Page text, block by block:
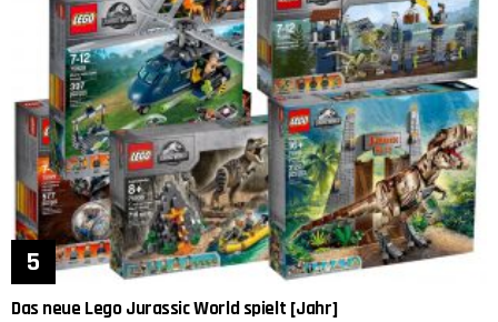
Das neue Lego Jurassic World spielt [Jahr]